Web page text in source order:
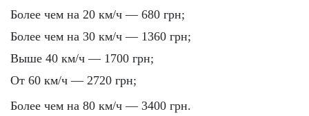
Более чем на 20 км/ч — 680 грн;
Более чем на 30 км/ч — 1360 грн;
Выше 40 км/ч — 1700 грн;
От 60 км/ч — 2720 грн;
Более чем на 80 км/ч — 3400 грн.